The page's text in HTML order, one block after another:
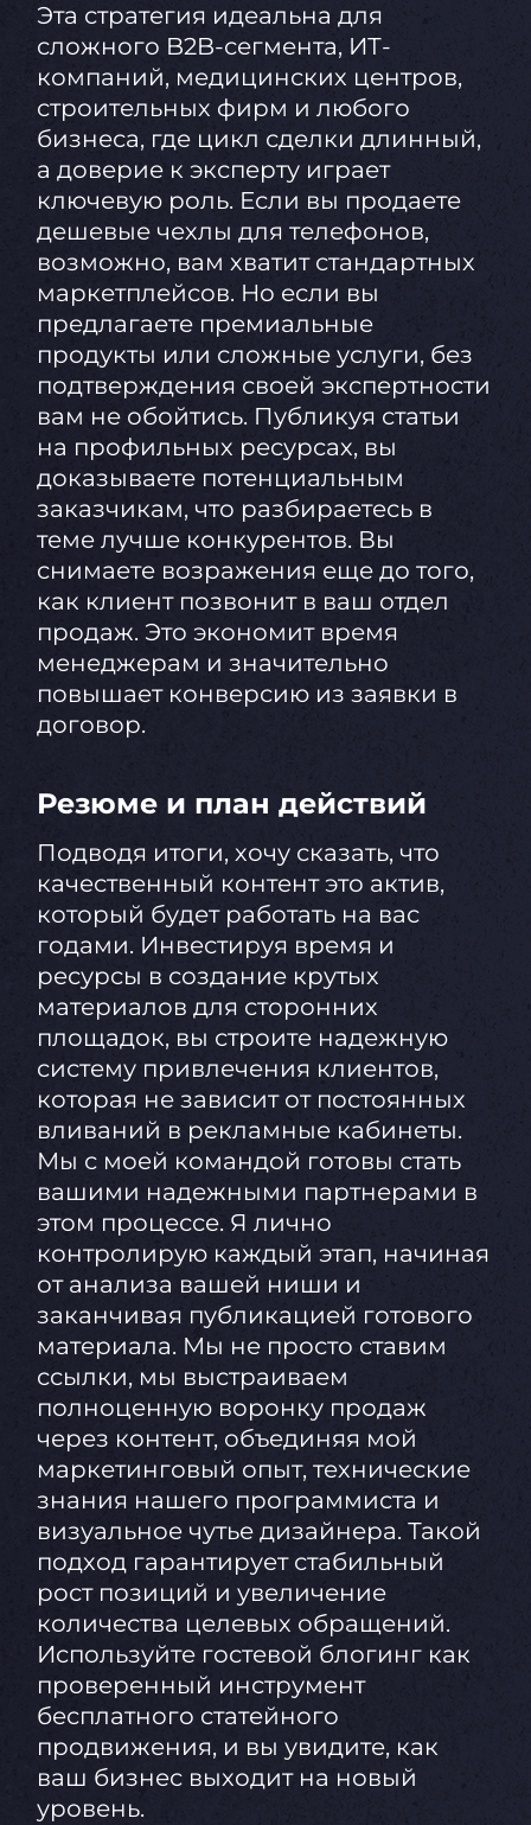
Эта стратегия идеальна для
сложного B2B-сегмента, ИТ-
компаний, медицинских центров,
строительных фирм и любого
бизнеса, где цикл сделки длинный,
а доверие к эксперту играет
ключевую роль. Если вы продаете
дешевые чехлы для телефонов,
возможно, вам хватит стандартных
маркетплейсов. Но если вы
предлагаете премиальные
продукты или сложные услуги, без
подтверждения своей экспертности
вам не обойтись. Публикуя статьи
на профильных ресурсах, вы
доказываете потенциальным
заказчикам, что разбираетесь в
теме лучше конкурентов. Вы
снимаете возражения еще до того,
как клиент позвонит в ваш отдел
продаж. Это экономит время
менеджерам и значительно
повышает конверсию из заявки в
договор.
Резюме и план действий
Подводя итоги, хочу сказать, что
качественный контент это актив,
который будет работать на вас
годами. Инвестируя время и
ресурсы в создание крутых
материалов для сторонних
площадок, вы строите надежную
систему привлечения клиентов,
которая не зависит от постоянных
вливаний в рекламные кабинеты.
Мы с моей командой готовы стать
вашими надежными партнерами в
этом процессе. Я лично
контролирую каждый этап, начиная
от анализа вашей ниши и
заканчивая публикацией готового
материала. Мы не просто ставим
ссылки, мы выстраиваем
полноценную воронку продаж
через контент, объединяя мой
маркетинговый опыт, технические
знания нашего программиста и
визуальное чутье дизайнера. Такой
подход гарантирует стабильный
рост позиций и увеличение
количества целевых обращений.
Используйте гостевой блогинг как
проверенный инструмент
бесплатного статейного
продвижения, и вы увидите, как
ваш бизнес выходит на новый
уровень.